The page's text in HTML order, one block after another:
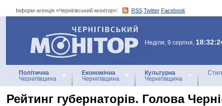
Інформ-агенція «Чернігівський монітор»: RSS Twitter Facebook
Інформ-агенція
«Чернігівський монітор»
Неділя, 9 серпня,
Політична
Чернігівщина
Економічна
Чернігівщина
Культурна
Чернігівщина
Рейтинг губернаторів. Голова